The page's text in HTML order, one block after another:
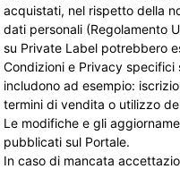
acquistati, nel rispetto della
dati personali (Regolamento
su Private Label potrebbero
Condizioni e Privacy
includono ad esempio:
termini di vendita o utilizzo
Le modifiche e gli
pubblicati sul Portale.
In caso di mancata